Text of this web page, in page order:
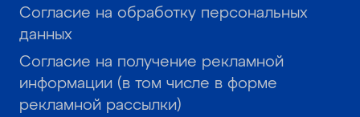
Согласие на обработку персональных
данных
Согласие на получение рекламной
информации (в том числе в форме
рекламной рассылки)